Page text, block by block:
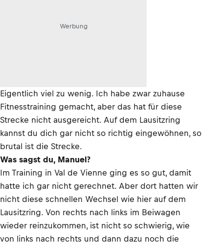
Werbung
Eigentlich viel zu wenig. Ich habe zwar zuhause
Fitnesstraining gemacht, aber das hat für diese
Strecke nicht ausgereicht. Auf dem Lausitzring
kannst du dich gar nicht so richtig eingewöhnen, so
brutal ist die Strecke.
Was sagst du, Manuel?
Im Training in Val de Vienne ging es so gut, damit
hatte ich gar nicht gerechnet. Aber dort hatten wir
nicht diese schnellen Wechsel wie hier auf dem
Lausitzring. Von rechts nach links im Beiwagen
wieder reinzukommen, ist nicht so schwierig, wie
von links nach rechts und dann dazu noch die